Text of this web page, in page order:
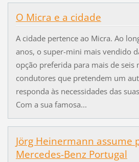
O Micra e a cidade
A cidade pertence ao Micra. Ao
anos, o super-mini mais vendido
opção preferida para mais de seis
condutores que pretendem um
responda às necessidades das
Com a sua famosa...
Jörg Heinermann assume
Mercedes-Benz Portugal